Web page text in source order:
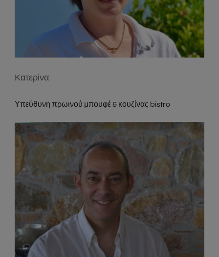
Κατερίνα
Υπεύθυνη πρωινού μπουφέ & κουζίνας bistro